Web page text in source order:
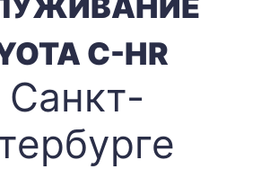
C-HR
Санкт-